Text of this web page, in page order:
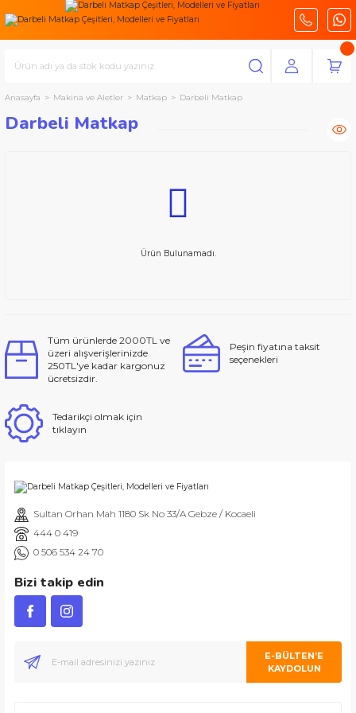
Anasayfa Makina ve Aletler Matkap Darbeli Matkap
Darbeli Matkap
Ürün Bulunamadı.
Tüm ürünlerde 2000TL ve
üzeri alışverişlerinizde
250TL'ye kadar kargonuz
ücretsizdir.
Peşin fiyatına taksit
seçenekleri
Tedarikçi olmak için
tıklayın
Sultan Orhan Mah 1180 Sk No 33/A Gebze / Kocaeli
444 0 419
0 506 534 24 70
Bizi takip edin
E-BÜLTEN’E
KAYDOLUN